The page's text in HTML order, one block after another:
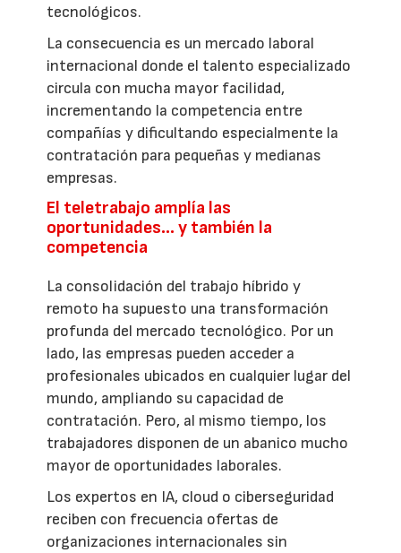
tecnológicos.
La consecuencia es un mercado laboral
internacional donde el talento especializado
circula con mucha mayor facilidad,
incrementando la competencia entre
compañías y dificultando especialmente la
contratación para pequeñas y medianas
empresas.
El teletrabajo amplía las
oportunidades… y también la
competencia
La consolidación del trabajo híbrido y
remoto ha supuesto una transformación
profunda del mercado tecnológico. Por un
lado, las empresas pueden acceder a
profesionales ubicados en cualquier lugar del
mundo, ampliando su capacidad de
contratación. Pero, al mismo tiempo, los
trabajadores disponen de un abanico mucho
mayor de oportunidades laborales.
Los expertos en IA, cloud o ciberseguridad
reciben con frecuencia ofertas de
organizaciones internacionales sin